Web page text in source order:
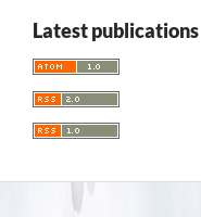
Latest publications